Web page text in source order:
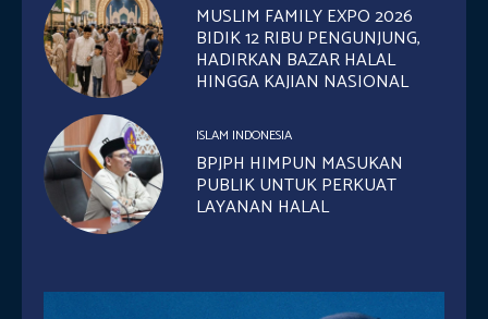
MUSLIM FAMILY EXPO 2026
BIDIK 12 RIBU PENGUNJUNG,
HADIRKAN BAZAR HALAL
HINGGA KAJIAN NASIONAL
ISLAM INDONESIA
BPJPH HIMPUN MASUKAN
PUBLIK UNTUK PERKUAT
LAYANAN HALAL